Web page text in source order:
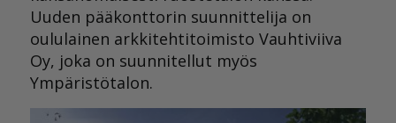
Uuden pääkonttorin suunnittelija on
oululainen arkkitehtitoimisto Vauhtiviiva
Oy, joka on suunnitellut myös
Ympäristötalon.